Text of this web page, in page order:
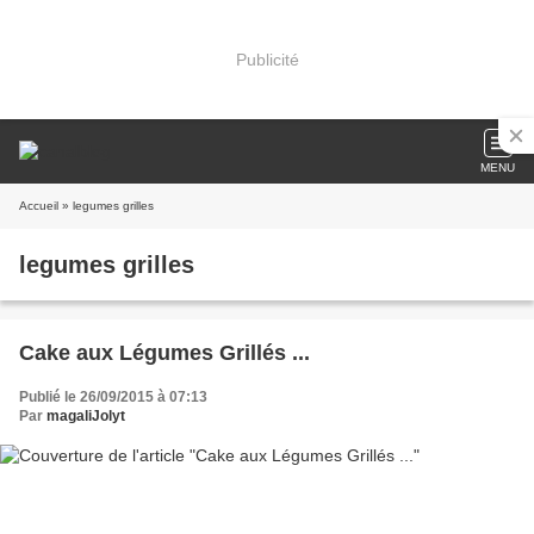
Publicité
MENU
Accueil » legumes grilles
legumes grilles
Cake aux Légumes Grillés ...
Publié le 26/09/2015 à 07:13
Par magaliJolyt